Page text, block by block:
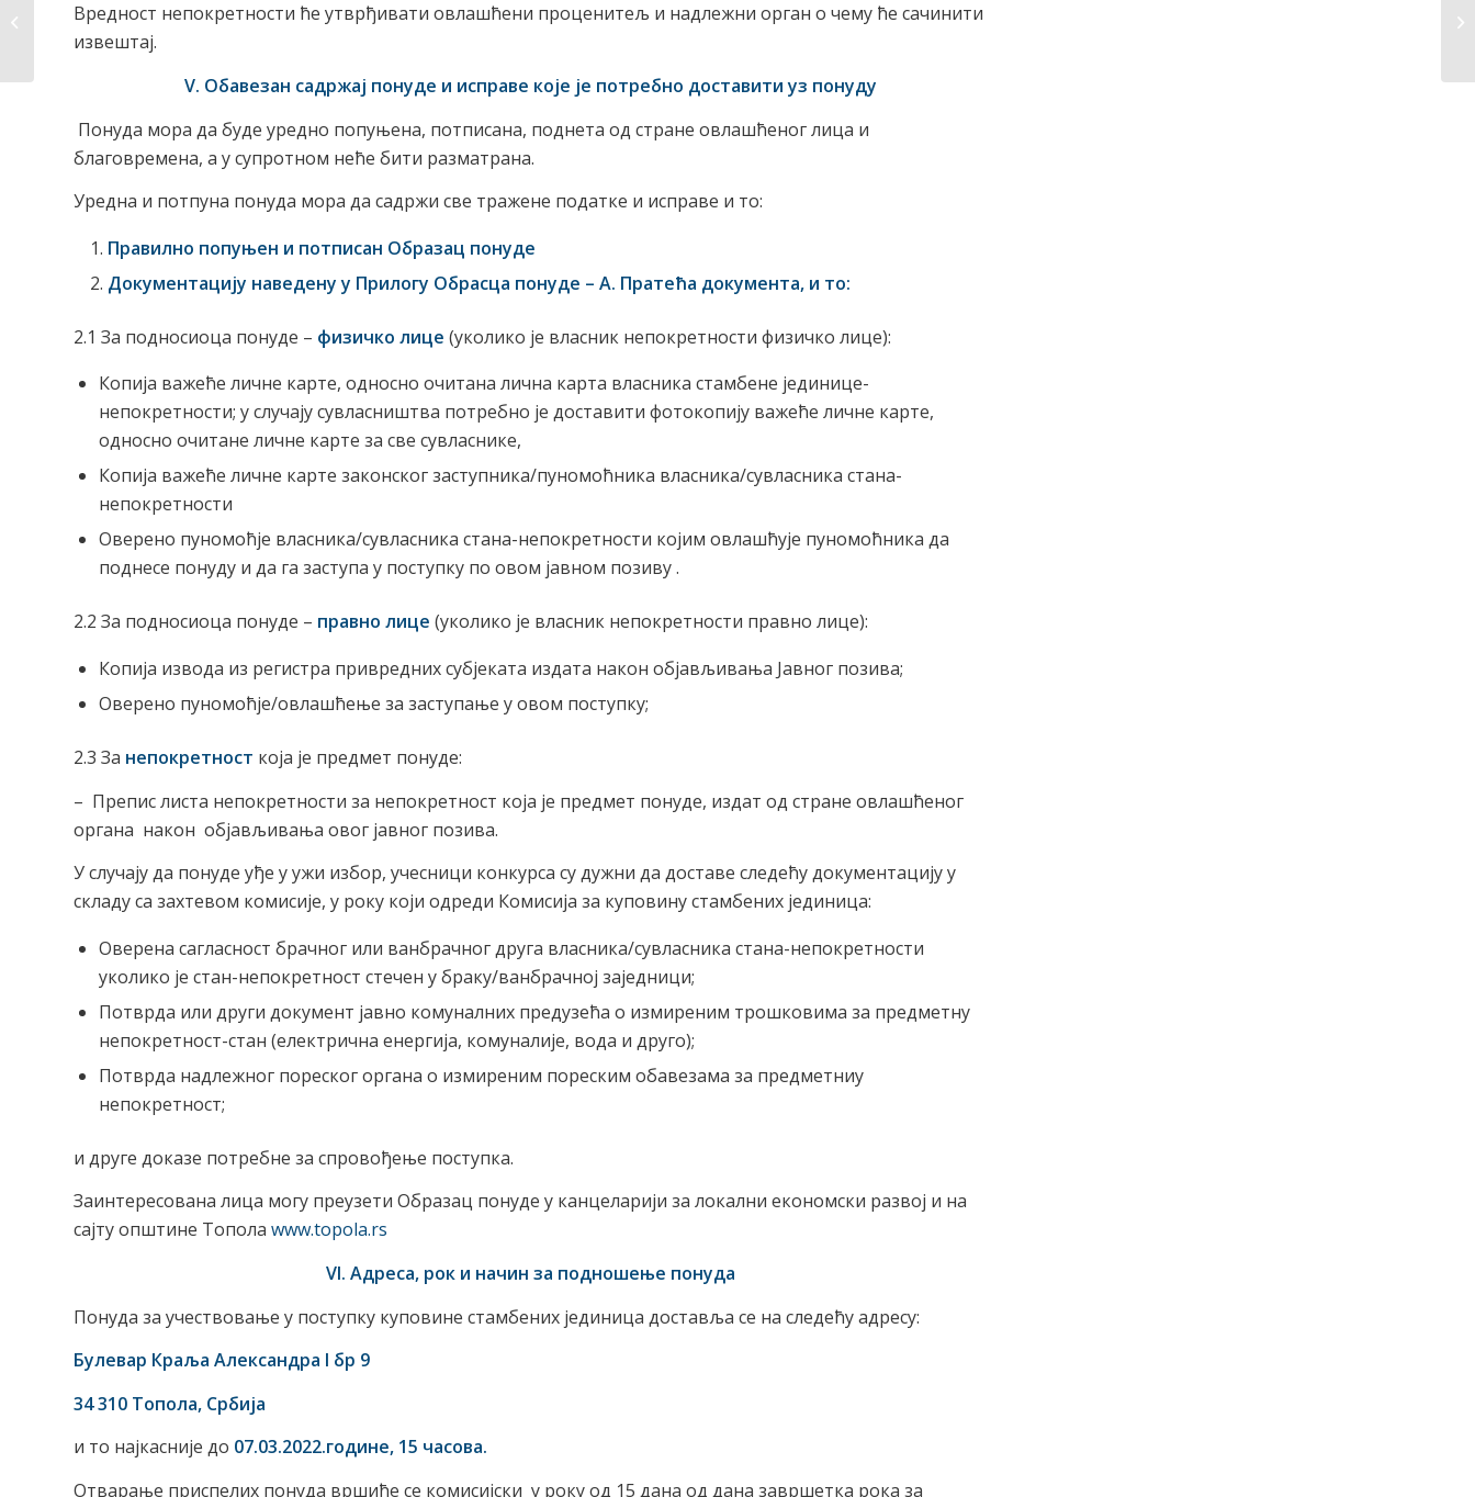
Вредност непокретности ће утврђивати овлашћени проценитељ и надлежни орган о чему ће сачинити
извештај.
V. Обавезан садржај понуде и исправе које је потребно доставити уз понуду
Понуда мора да буде уредно попуњена, потписана, поднета од стране овлашћеног лица и
благовремена, а у супротном неће бити разматрана.
Уредна и потпуна понуда мора да садржи све тражене податке и исправе и то:
Правилно попуњен и потписан Образац понуде
Документацију наведену у Прилогу Обрасца понуде – А. Пратећа документа, и то:
2.1 За подносиоца понуде – физичко лице (уколико је власник непокретности физичко лице):
Копија важеће личне карте, односно очитана лична карта власника стамбене јединице-
непокретности; у случају сувласништва потребно је доставити фотокопију важеће личне карте,
односно очитане личне карте за све сувласнике,
Копија важеће личне карте законског заступника/пуномоћника власника/сувласника стана-
непокретности
Оверено пуномоћје власника/сувласника стана-непокретности којим овлашћује пуномоћника да
поднесе понуду и да га заступа у поступку по овом јавном позиву .
2.2 За подносиоца понуде – правно лице (уколико је власник непокретности правно лице):
Копија извода из регистра привредних субјеката издата након објављивања Јавног позива;
Оверено пуномоћје/овлашћење за заступање у овом поступку;
2.3 За непокретност која је предмет понуде:
– Препис листа непокретности за непокретност која је предмет понуде, издат од стране овлашћеног
органа након објављивања овог јавног позива.
У случају да понуде уђе у ужи избор, учесници конкурса су дужни да доставе следећу документацију у
складу са захтевом комисије, у року који одреди Комисија за куповину стамбених јединица:
Оверена сагласност брачног или ванбрачног друга власника/сувласника стана-непокретности
уколико је стан-непокретност стечен у браку/ванбрачној заједници;
Потврда или други документ јавно комуналних предузећа о измиреним трошковима за предметну
непокретност-стан (електрична енергија, комуналије, вода и друго);
Потврда надлежног пореског органа о измиреним пореским обавезама за предметниу
непокретност;
и друге доказе потребне за спровођење поступка.
Заинтересована лица могу преузети Образац понуде у канцеларији за локални економски развој и на
сајту општине Топола www.topola.rs
VI. Адреса, рок и начин за подношење понуда
Понуда за учествовање у поступку куповине стамбених јединица доставља се на следећу адресу:
Булевар Краља Александра I бр 9
34 310 Топола, Србија
и то најкасније до 07.03.2022.године, 15 часова.
Отварање приспелих понуда вршиће се комисијски у року од 15 дана од дана завршетка рока за
Службени гласник 2022